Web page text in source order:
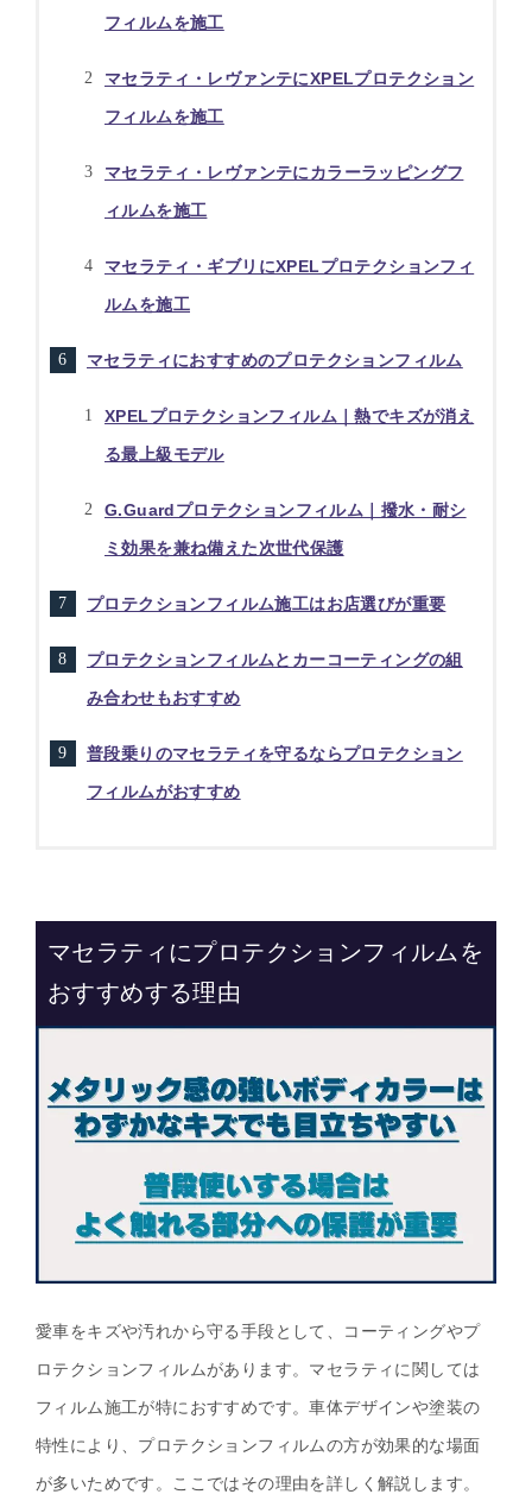
フィルムを施工
マセラティ・レヴァンテにXPELプロテクション
フィルムを施工
マセラティ・レヴァンテにカラーラッピングフ
ィルムを施工
マセラティ・ギブリにXPELプロテクションフィ
ルムを施工
マセラティにおすすめのプロテクションフィルム
XPELプロテクションフィルム｜熱でキズが消え
る最上級モデル
G.Guardプロテクションフィルム｜撥水・耐シ
ミ効果を兼ね備えた次世代保護
プロテクションフィルム施工はお店選びが重要
プロテクションフィルムとカーコーティングの組
み合わせもおすすめ
普段乗りのマセラティを守るならプロテクション
フィルムがおすすめ
マセラティにプロテクションフィルムを
おすすめする理由
愛車をキズや汚れから守る手段として、コーティングやプ
ロテクションフィルムがあります。マセラティに関しては
フィルム施工が特におすすめです。車体デザインや塗装の
特性により、プロテクションフィルムの方が効果的な場面
が多いためです。ここではその理由を詳しく解説します。